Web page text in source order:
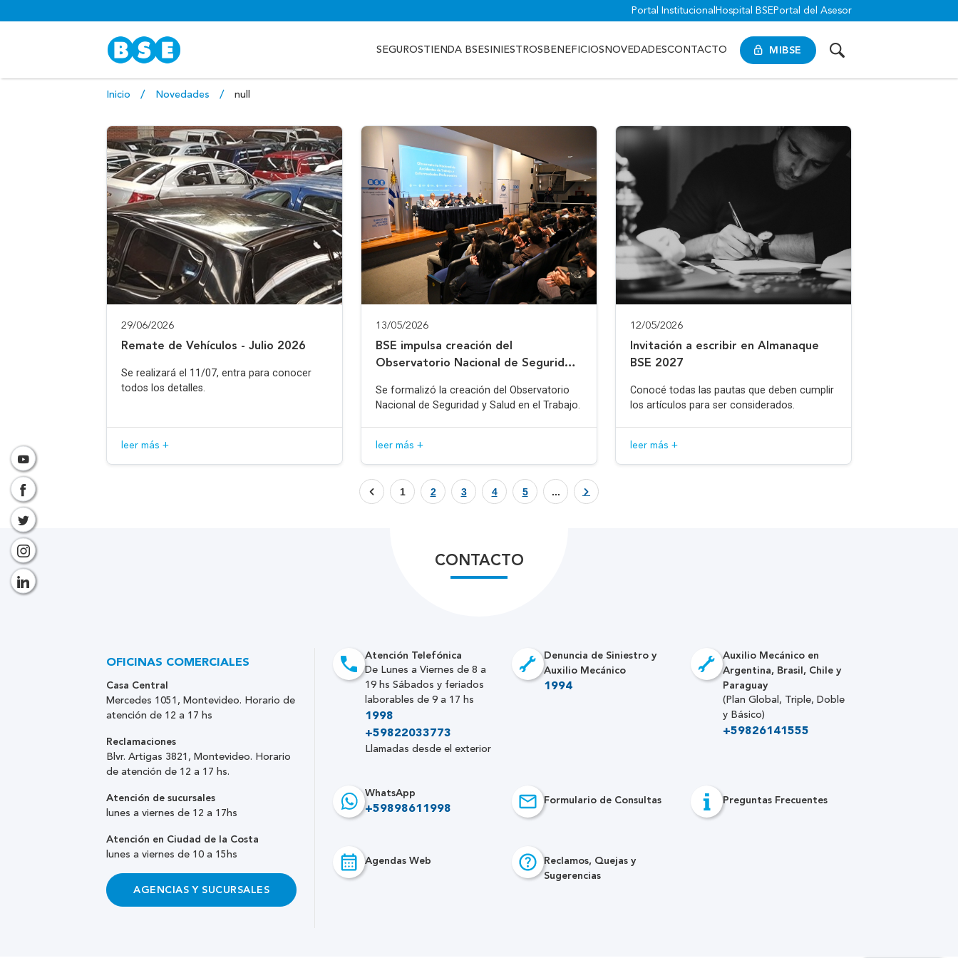
Portal Institucional Hospital BSE Portal del Asesor
MIBSE
SEGUROSTIENDA BSESINIESTROS BENEFICIOS NOVEDADESCONTACTO
Inicio Novedades null
29/06/2026
Remate de Vehículos - Julio 2026
Se realizará el 11/07, entra para conocer
todos los detalles.
leer más +
13/05/2026
BSE impulsa creación del
Observatorio Nacional de Seguridad
Se formalizó la creación del Observatorio
Nacional de Seguridad y Salud en el Trabajo.
leer más +
12/05/2026
Invitación a escribir en Almanaque
BSE 2027
Conocé todas las pautas que deben cumplir
los artículos para ser considerados.
leer más +
1 2 3 4 5 ...
CONTACTO
Atención Telefónica
De Lunes a Viernes de 8 a
19 hs Sábados y feriados
laborables de 9 a 17 hs
1998
+59822033773
Llamadas desde el exterior
Denuncia de Siniestro y
Auxilio Mecánico
1994
Auxilio Mecánico en
Argentina, Brasil, Chile y
Paraguay
(Plan Global, Triple, Doble
y Básico)
+59826141555
WhatsApp
+59898611998
Formulario de Consultas Preguntas Frecuentes
Agendas Web
Reclamos, Quejas y
Sugerencias
OFICINAS COMERCIALES
Casa Central
Mercedes 1051, Montevideo. Horario de
atención de 12 a 17 hs
Reclamaciones
Blvr. Artigas 3821, Montevideo. Horario
de atención de 12 a 17 hs.
Atención de sucursales
lunes a viernes de 12 a 17hs
Atención en Ciudad de la Costa
lunes a viernes de 10 a 15hs
AGENCIAS Y SUCURSALES